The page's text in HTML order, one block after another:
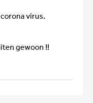
virus.
gewoon !!